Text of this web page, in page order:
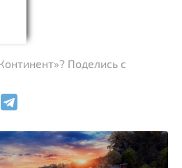
и
Поделись с